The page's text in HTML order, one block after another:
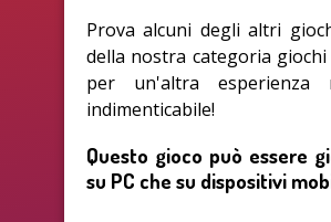
Prova alcuni degli altri
della nostra categoria
per un'altra esperienza
indimenticabile!
Questo gioco può essere
su PC che su dispositivi